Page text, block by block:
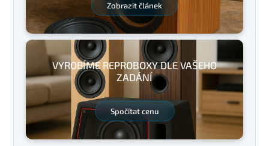
Zobrazit článek
VYROBÍME REPROBOXY DLE VAŠEHO
ZADÁNÍ
Spočítat cenu